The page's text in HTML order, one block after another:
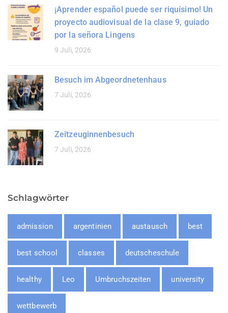
¡Aprender español puede ser riquísimo! Un
proyecto audiovisual de la clase 9, guiado
por la señora Lingens
9 Juli, 2026
Besuch im Abgeordnetenhaus
7 Juli, 2026
Zeitzeuginnenbesuch
7 Juli, 2026
Schlagwörter
admission argentinien austausch best
best school classes deutscheschule
healthy Leo Umbruchszeiten university
wettbewerb